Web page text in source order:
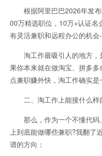
根据阿里巴巴2026年发布
00万精选职位，10万+认证
有灵活兼职和远程办公的机会
淘工作最吸引人的地方，
果你本来就在做淘宝、拼多
点兼职赚外快，淘工作确实是
二、淘工作上能接什么样
那么，作为一个不懂代码
上到底能做哪些兼职?我翻了
谱的方向：